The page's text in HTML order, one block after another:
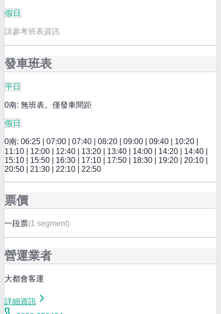
假日
請參考班表資訊
發車班表
平日
0南: 無班表。僅發車間距
假日
0南: 06:25 | 07:00 | 07:40 | 08:20 | 09:00 | 09:40 | 10:20 |
11:10 | 12:00 | 12:40 | 13:20 | 13:40 | 14:00 | 14:20 | 14:40 |
15:10 | 15:50 | 16:30 | 17:10 | 17:50 | 18:30 | 19:20 | 20:10 |
20:50 | 21:30 | 22:10 | 22:50
票價
一段票(1 segment)
營運業者
大都會客運
詳細資訊